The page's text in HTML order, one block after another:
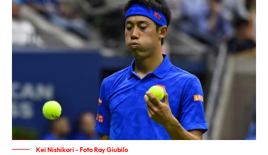
Kei Nishikori - Foto Ray Giubilo